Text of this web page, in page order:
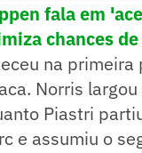
fala em
chances
na primeira
Norris
Piastri
e assumiu o